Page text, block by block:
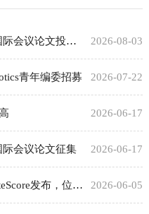
2026-08-03
止日期延至8月15日
2026-07-22
青年编委招募
2026-06-17
2026-06-17
会议论文征集
2026-06-05
位列工程学科前10%